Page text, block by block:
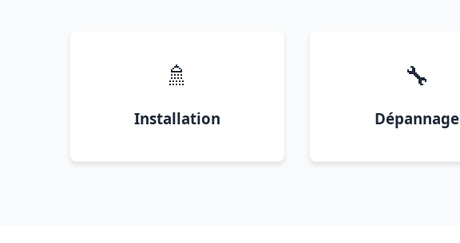
🚿
Installation
🔧
Dépannage